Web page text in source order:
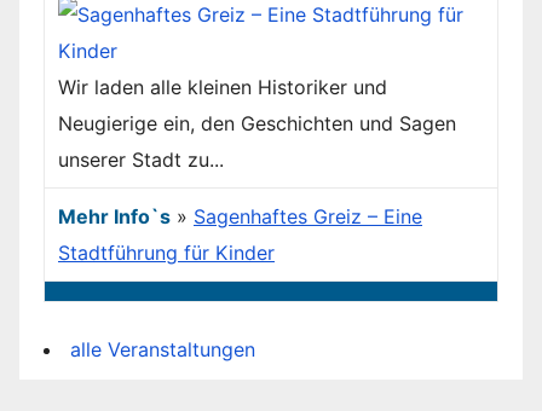
Wir laden alle kleinen Historiker und
Neugierige ein, den Geschichten und Sagen
unserer Stadt zu...
Mehr Info`s » Sagenhaftes Greiz – Eine
Stadtführung für Kinder
alle Veranstaltungen